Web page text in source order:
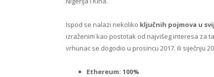
Ispod se nalazi nekoliko ključnih pojmova u
izraženim kao postotak od najvišeg interesa za
vrhunac se dogodio u prosincu 2017. ili siječnju
Ethereum: 100%